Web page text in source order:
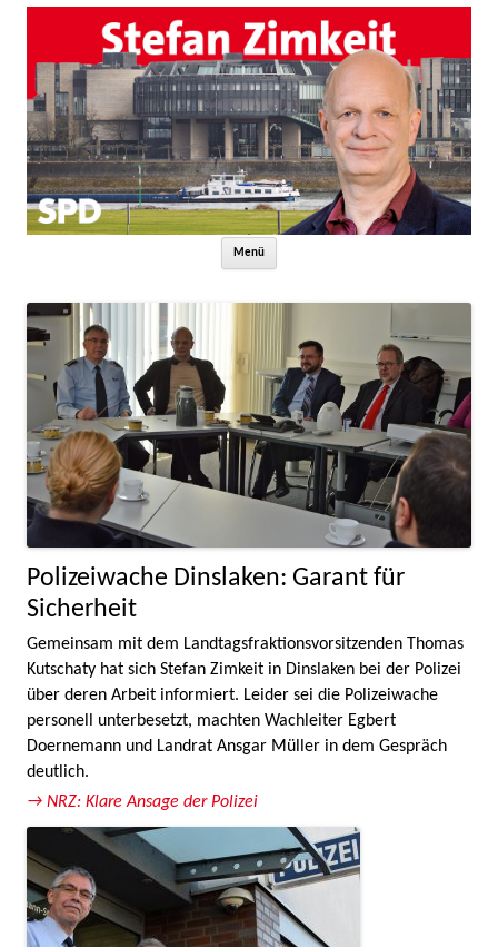
Menü
Polizeiwache Dinslaken: Garant für
Sicherheit
Gemeinsam mit dem Landtagsfraktionsvorsitzenden Thomas
Kutschaty hat sich Stefan Zimkeit in Dinslaken bei der Polizei
über deren Arbeit informiert. Leider sei die Polizeiwache
personell unterbesetzt, machten Wachleiter Egbert
Doernemann und Landrat Ansgar Müller in dem Gespräch
deutlich.
→ NRZ: Klare Ansage der Polizei